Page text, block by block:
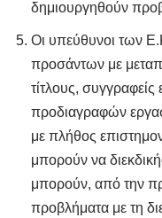
δημιουργηθούν
Οι υπεύθυνοι των
προσάντων με
τίτλους,
προδιαγραφών
με πλήθος
μπορούν να
μπορούν, από την
προβλήματα με τη